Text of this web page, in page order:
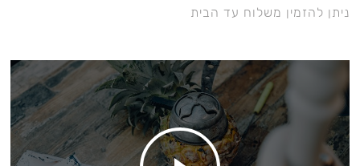
ניתן להזמין משלוח עד הבית